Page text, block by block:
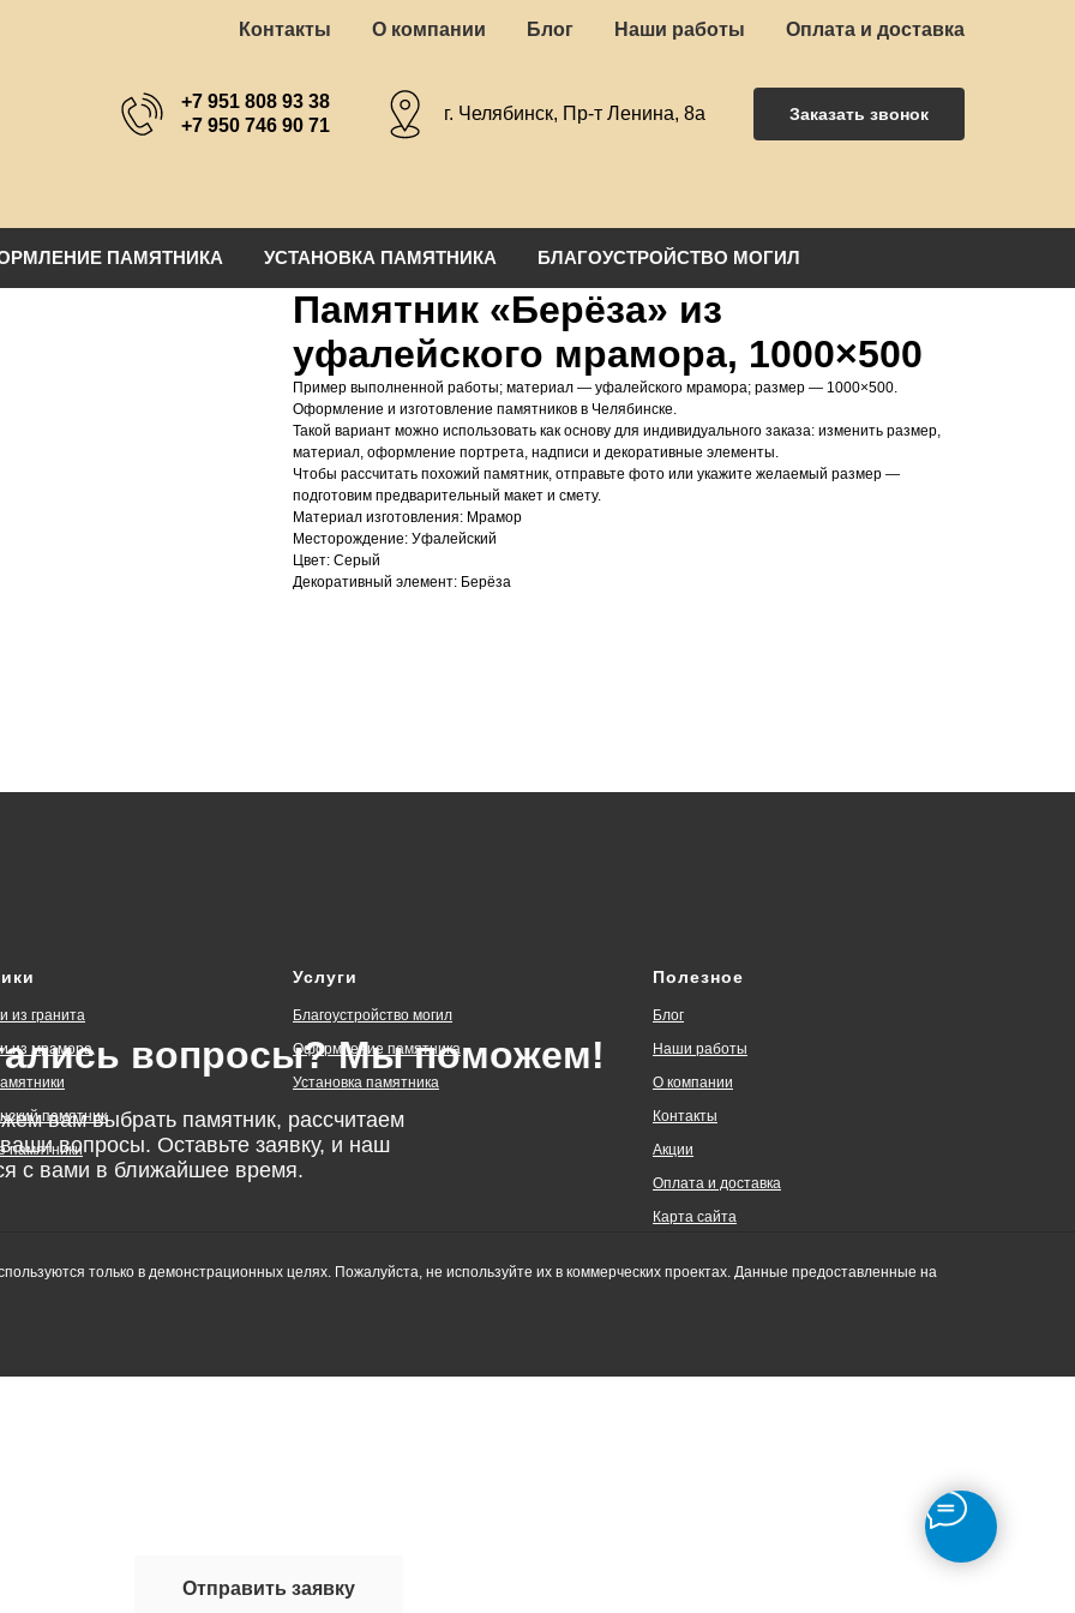
Контакты О компании Блог Наши работы Оплата и доставка
+7 951 808 93 38
+7 950 746 90 71
г. Челябинск, Пр-т Ленина, 8а Заказать звонок
ПАМЯТНИКА УСТАНОВКА ПАМЯТНИКА БЛАГОУСТРОЙСТВО МОГИЛ
Памятник «Берёза» из
уфалейского мрамора, 1000×500
Пример выполненной работы; материал — уфалейского мрамора; размер — 1000×500.
Оформление и изготовление памятников в Челябинске.
Такой вариант можно использовать как основу для индивидуального заказа: изменить размер,
материал, оформление портрета, надписи и декоративные элементы.
Чтобы рассчитать похожий памятник, отправьте фото или укажите желаемый размер —
подготовим предварительный макет и смету.
Материал изготовления: Мрамор
Месторождение: Уфалейский
Цвет: Серый
Декоративный элемент: Берёза
вопросы? Мы поможем!
вам выбрать памятник, рассчитаем
вопросы. Оставьте заявку, и наш
с вами в ближайшее время.
Отправить заявку
из гранита
из мрамора
памятник
памятники
Услуги
Благоустройство могил
Оформление памятника
Установка памятника
Полезное
Блог
Наши работы
О компании
Контакты
Акции
Оплата и доставка
Карта сайта
только в демонстрационных целях. Пожалуйста, не используйте их в коммерческих проектах. Данные предоставленные на